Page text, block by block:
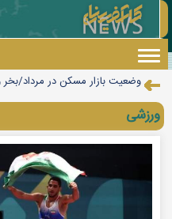
Toggle
navigation
وضعیت بازار مسکن در مرداد/بخر
دومین دوره جایزه روباه شنی
نوجوانان
رحمان عموزاد تنها صدرنشین
تکذیب شایعه «معافیت سربازان
جهان با افزایش قیمت مواد
طلا رکورد هفت هفته ای خود را
تهرانی‌ها امروز منتظر وزش باد
ورزشی